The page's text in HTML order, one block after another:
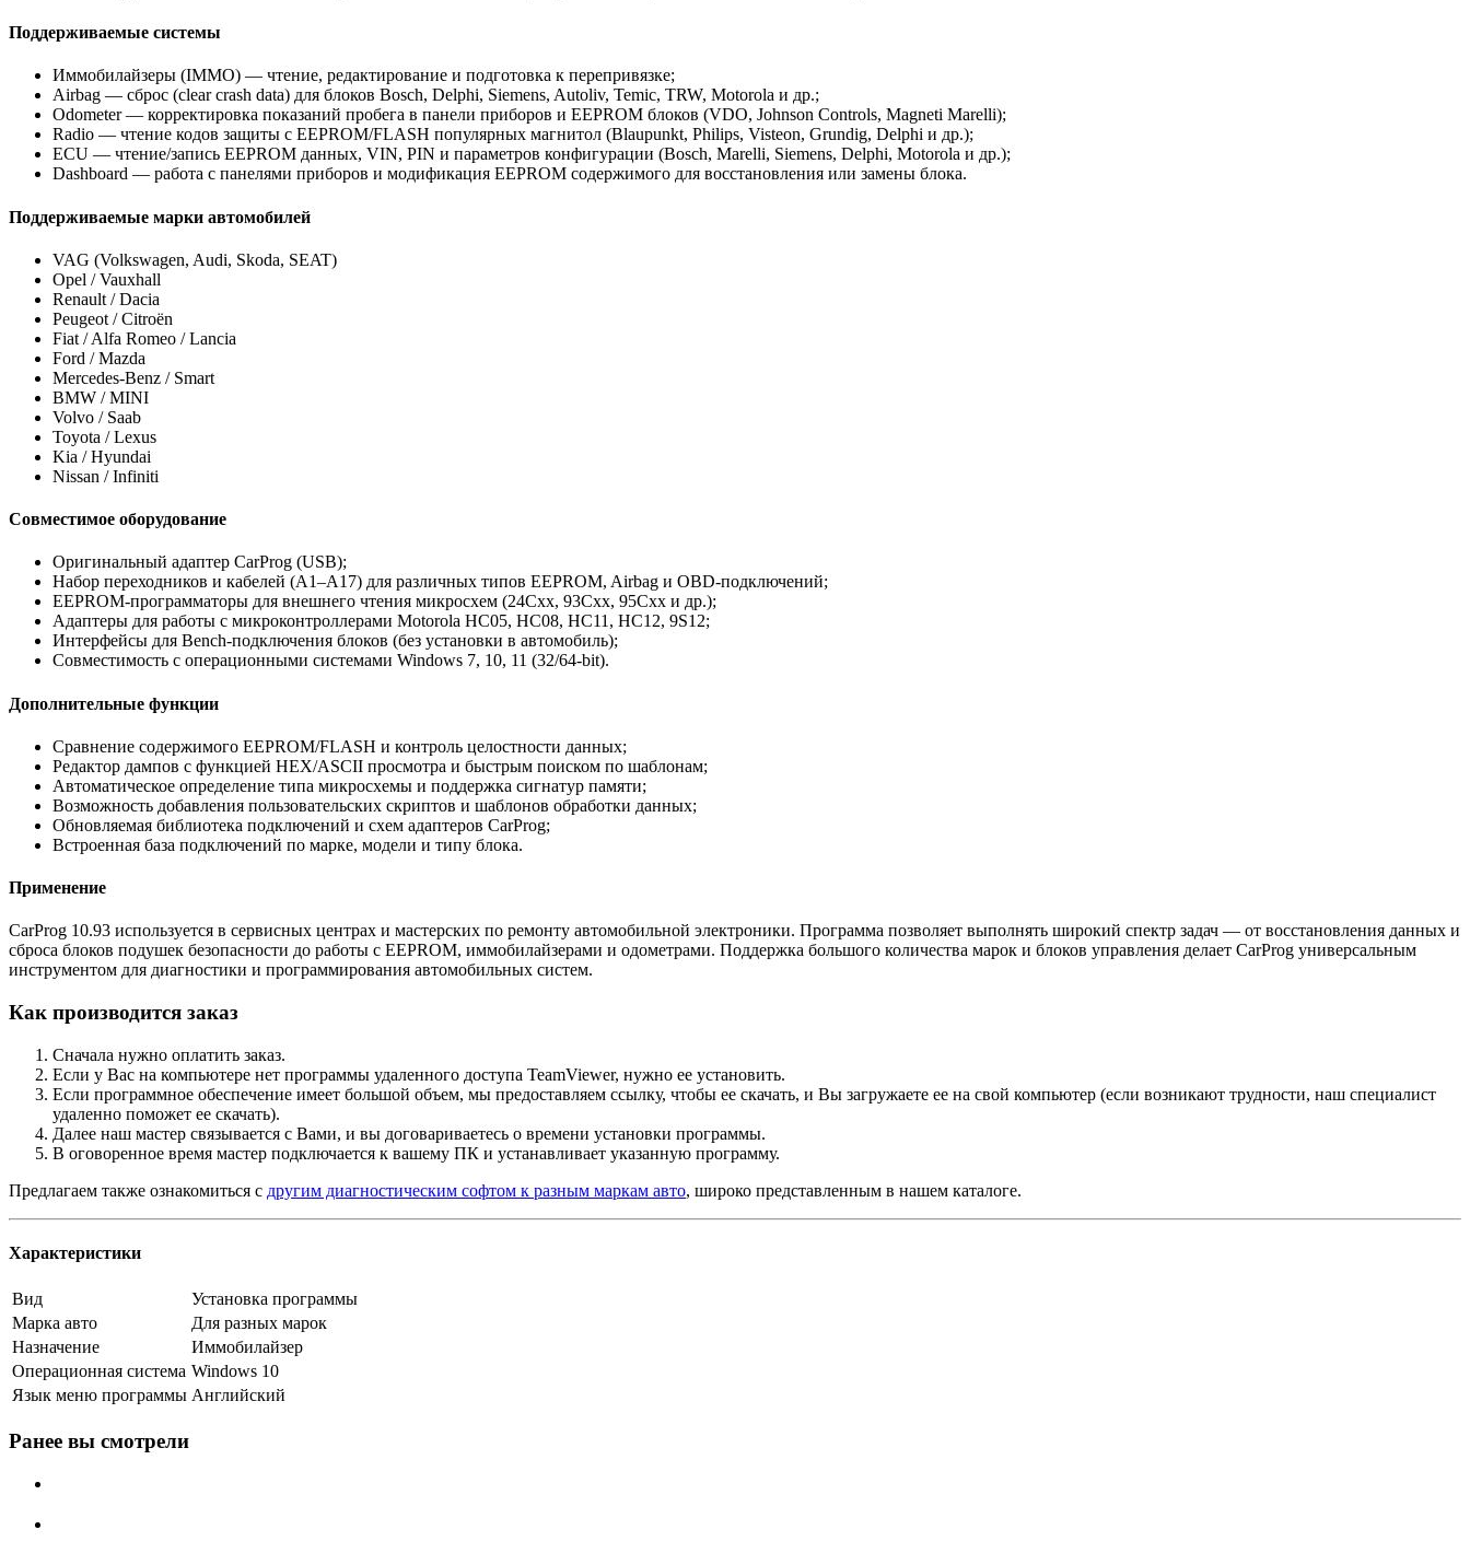
Поддерживаемые системы
Иммобилайзеры (IMMO) — чтение, редактирование и подготовка к перепривязке;
Airbag — сброс (clear crash data) для блоков Bosch, Delphi, Siemens, Autoliv, Temic, TRW, Motorola и др.;
Odometer — корректировка показаний пробега в панели приборов и EEPROM блоков (VDO, Johnson Controls, Magneti Marelli);
Radio — чтение кодов защиты с EEPROM/FLASH популярных магнитол (Blaupunkt, Philips, Visteon, Grundig, Delphi и др.);
ECU — чтение/запись EEPROM данных, VIN, PIN и параметров конфигурации (Bosch, Marelli, Siemens, Delphi, Motorola и др.);
Dashboard — работа с панелями приборов и модификация EEPROM содержимого для восстановления или замены блока.
Поддерживаемые марки автомобилей
VAG (Volkswagen, Audi, Skoda, SEAT)
Opel / Vauxhall
Renault / Dacia
Peugeot / Citroën
Fiat / Alfa Romeo / Lancia
Ford / Mazda
Mercedes-Benz / Smart
BMW / MINI
Volvo / Saab
Toyota / Lexus
Kia / Hyundai
Nissan / Infiniti
Совместимое оборудование
Оригинальный адаптер CarProg (USB);
Набор переходников и кабелей (A1–A17) для различных типов EEPROM, Airbag и OBD-подключений;
EEPROM-программаторы для внешнего чтения микросхем (24Cxx, 93Cxx, 95Cxx и др.);
Адаптеры для работы с микроконтроллерами Motorola HC05, HC08, HC11, HC12, 9S12;
Интерфейсы для Bench-подключения блоков (без установки в автомобиль);
Совместимость с операционными системами Windows 7, 10, 11 (32/64-bit).
Дополнительные функции
Сравнение содержимого EEPROM/FLASH и контроль целостности данных;
Редактор дампов с функцией HEX/ASCII просмотра и быстрым поиском по шаблонам;
Автоматическое определение типа микросхемы и поддержка сигнатур памяти;
Возможность добавления пользовательских скриптов и шаблонов обработки данных;
Обновляемая библиотека подключений и схем адаптеров CarProg;
Встроенная база подключений по марке, модели и типу блока.
Применение
CarProg 10.93 используется в сервисных центрах и мастерских по ремонту автомобильной электроники. Программа позволяет выполнять широкий спектр задач — от восстановления данных и
сброса блоков подушек безопасности до работы с EEPROM, иммобилайзерами и одометрами. Поддержка большого количества марок и блоков управления делает CarProg универсальным
инструментом для диагностики и программирования автомобильных систем.
Как производится заказ
Сначала нужно оплатить заказ.
Если у Вас на компьютере нет программы удаленного доступа TeamViewer, нужно ее установить.
Если программное обеспечение имеет большой объем, мы предоставляем ссылку, чтобы ее скачать, и Вы загружаете ее на свой компьютер (если возникают трудности, наш специалист
удаленно поможет ее скачать).
Далее наш мастер связывается с Вами, и вы договариваетесь о времени установки программы.
В оговоренное время мастер подключается к вашему ПК и устанавливает указанную программу.
Предлагаем также ознакомиться с другим диагностическим софтом к разным маркам авто, широко представленным в нашем каталоге.
Характеристики
Вид
Установка программы
Марка авто
Для разных марок
Назначение
Иммобилайзер
Операционная система Windows 10
Язык меню программы Английский
Ранее вы смотрели